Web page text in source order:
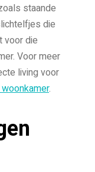
staande
die
voor die
Voor meer
living voor
.